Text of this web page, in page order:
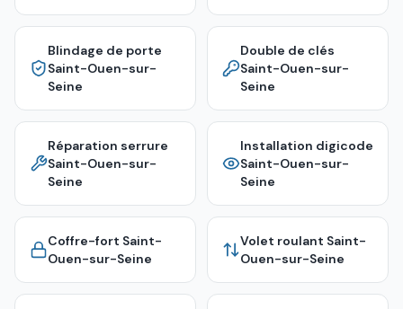
Blindage de porte
Saint-Ouen-sur-
Seine
Double de clés
Saint-Ouen-sur-
Seine
Réparation serrure
Saint-Ouen-sur-
Seine
Installation digicode
Saint-Ouen-sur-
Seine
Coffre-fort Saint-
Ouen-sur-Seine
Volet roulant Saint-
Ouen-sur-Seine